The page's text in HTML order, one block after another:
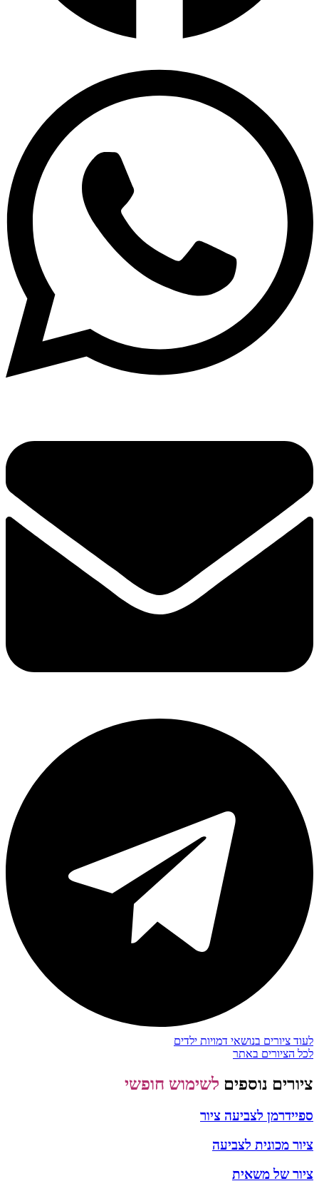
לעוד ציורים בנושאי דמויות ילדים
לכל הציורים באתר
ציורים נוספים לשימוש חופשי
ספיידרמן לצביעה ציור
ציור מכונית לצביעה
ציור של משאית